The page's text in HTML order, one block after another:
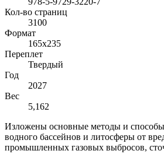
Кол-во страниц
3100
Формат
165х235
Переплет
Твердый
Год
2027
Вес
5,162
Изложены основные методы и
водного бассейнов и литосферы от
промышленных газовых выбросов,